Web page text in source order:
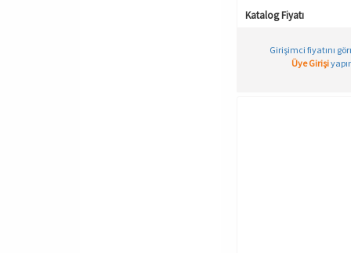
Katalog Fiyatı
Girişimci fiyatını
Üye Girişi